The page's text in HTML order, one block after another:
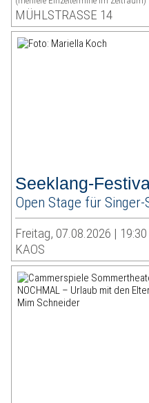
MÜHLSTRASSE 14
Seeklang-
Open Stage für
Freitag, 07.08.2026 | 19:30
KAOS